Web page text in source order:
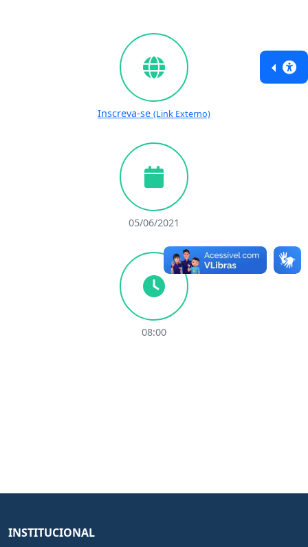
Inscreva-se (Link Externo)
05/06/2021
08:00
INSTITUCIONAL